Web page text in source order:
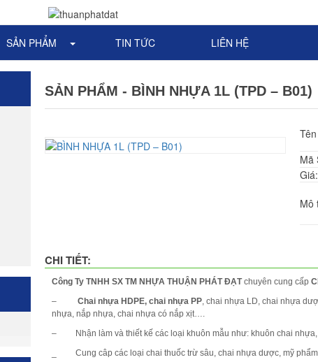
SẢN PHẨM TIN TỨC LIÊN HỆ
SẢN PHẨM - BÌNH NHỰA 1L (TPD – B01)
Mã
Giá:
Mô
CHI TIẾT:
Công Ty TNHH SX TM NHỰA THUẬN PHÁT ĐẠTchuyên cung cấp
– Chai nhựa HDPE, chai nhựa PP, chai nhựa LD, chai nhựa
nhựa, nắp nhựa, chai nhựa có nắp xịt….
– Nhận làm và thiết kế các loại khuôn mẫu như: khuôn chai
_ Cung câp các loại chai thuốc trừ sâu, chai nhựa dược, mỹ phẩm